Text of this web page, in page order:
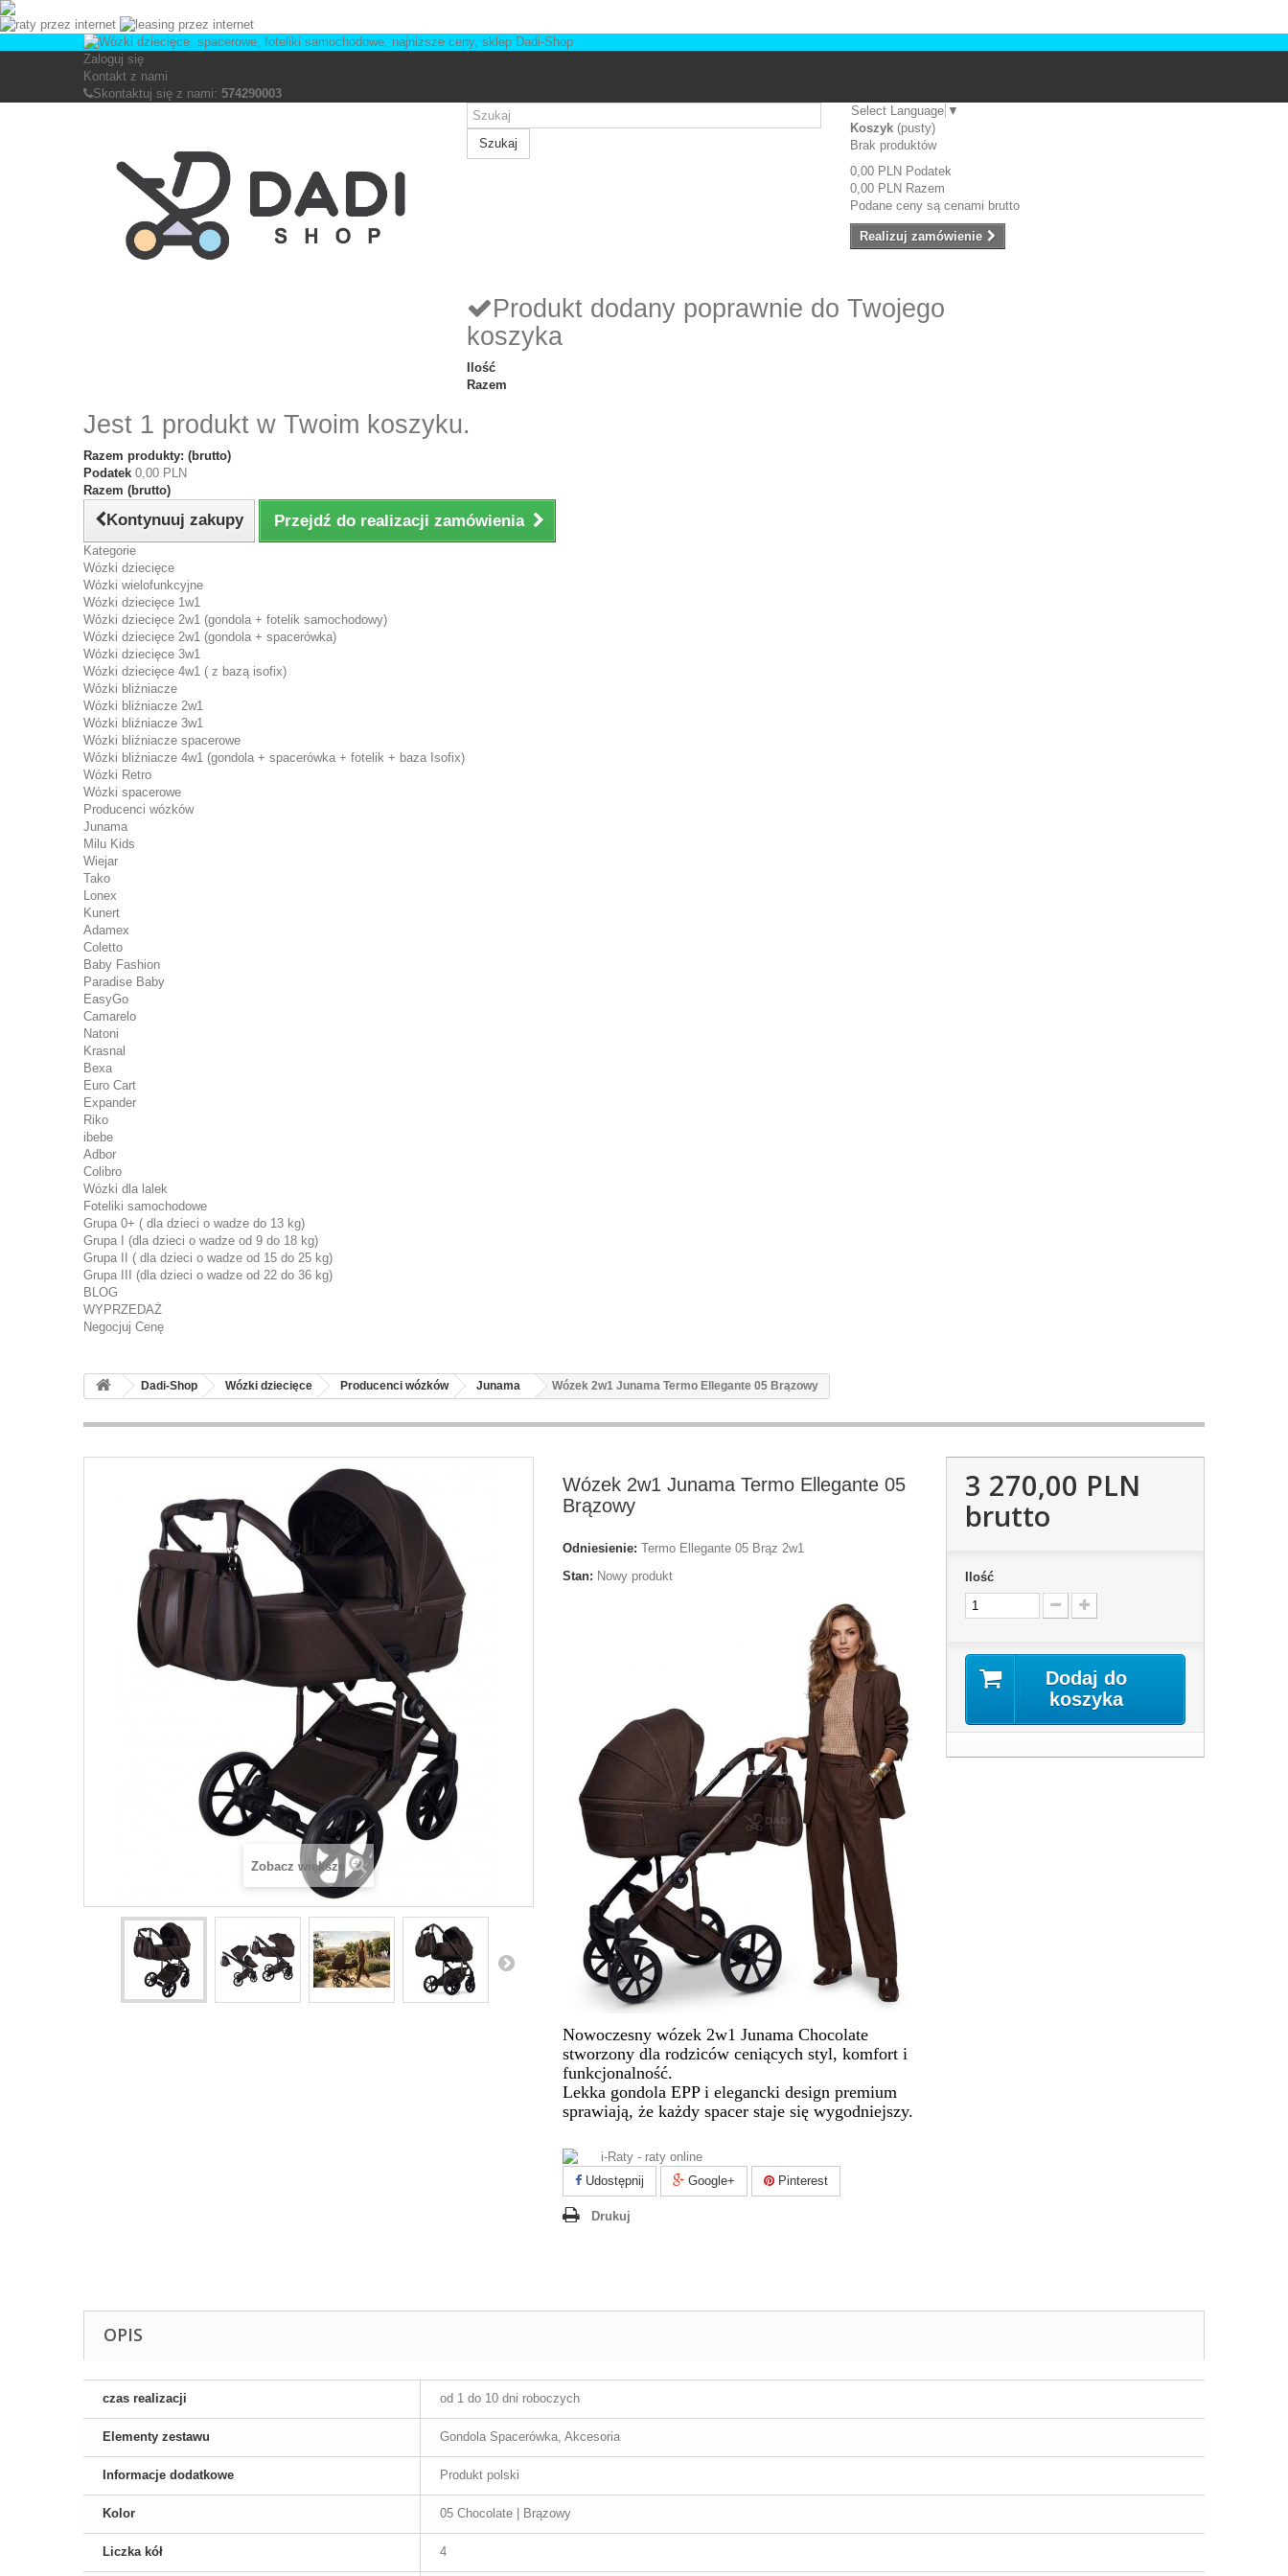
Zaloguj się
Kontakt z nami
Skontaktuj się z nami: 574290003
Szukaj
Select Language ▼
Koszyk (pusty)
Brak produktów
0,00 PLN Podatek
0,00 PLN Razem
Podane ceny są cenami brutto
Realizuj zamówienie
Produkt dodany poprawnie do Twojego
koszyka
Ilość
Razem
Jest 1 produkt w Twoim koszyku.
Razem produkty: (brutto)
Podatek 0,00 PLN
Razem (brutto)
Kontynuuj zakupy Przejdź do realizacji zamówienia
Kategorie
Wózki dziecięce
Wózki wielofunkcyjne
Wózki dziecięce 1w1
Wózki dziecięce 2w1 (gondola + fotelik samochodowy)
Wózki dziecięce 2w1 (gondola + spacerówka)
Wózki dziecięce 3w1
Wózki dziecięce 4w1 ( z bazą isofix)
Wózki bliźniacze
Wózki bliźniacze 2w1
Wózki bliźniacze 3w1
Wózki bliźniacze spacerowe
Wózki bliźniacze 4w1 (gondola + spacerówka + fotelik + baza Isofix)
Wózki Retro
Wózki spacerowe
Producenci wózków
Junama
Milu Kids
Wiejar
Tako
Lonex
Kunert
Adamex
Coletto
Baby Fashion
Paradise Baby
EasyGo
Camarelo
Natoni
Krasnal
Bexa
Euro Cart
Expander
Riko
ibebe
Adbor
Colibro
Wózki dla lalek
Foteliki samochodowe
Grupa 0+ ( dla dzieci o wadze do 13 kg)
Grupa I (dla dzieci o wadze od 9 do 18 kg)
Grupa II ( dla dzieci o wadze od 15 do 25 kg)
Grupa III (dla dzieci o wadze od 22 do 36 kg)
BLOG
WYPRZEDAŻ
Negocjuj Cenę
Dadi-Shop Wózki dziecięce Producenci wózków Junama Wózek 2w1 Junama Termo Ellegante 05 Brązowy
Zobacz większe
Wózek 2w1 Junama Termo Ellegante 05
Brązowy
Odniesienie: Termo Ellegante 05 Brąz 2w1
Stan: Nowy produkt
Nowoczesny wózek 2w1 Junama Chocolate
stworzony dla rodziców ceniących styl, komfort i
funkcjonalność.
Lekka gondola EPP i elegancki design premium
sprawiają, że każdy spacer staje się wygodniejszy.
Udostępnij Google+ Pinterest
Drukuj
3 270,00 PLN
brutto
Ilość
Dodaj do
koszyka
OPIS
czas realizacji od 1 do 10 dni roboczych
Elementy zestawu Gondola Spacerówka, Akcesoria
Informacje dodatkowe Produkt polski
Kolor 05 Chocolate | Brązowy
Liczka kół 4